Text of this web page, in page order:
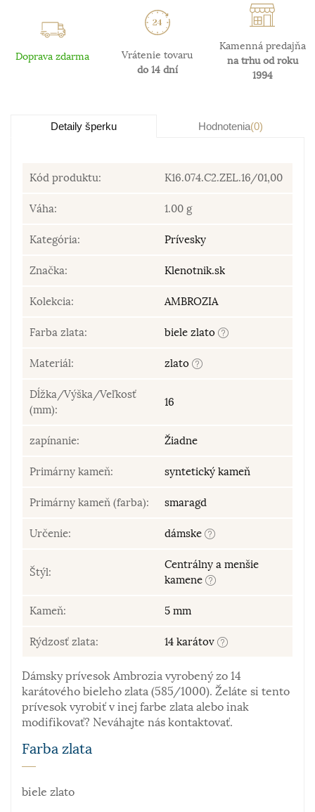
Doprava zdarma
Vrátenie tovaru
do 14 dní
Kamenná predajňa
na trhu od roku
1994
Detaily šperku Hodnotenia(0)
Kód produktu: K16.074.C2.ZEL.16/01,00
Váha: 1.00 g
Kategória: Prívesky
Značka: Klenotnik.sk
Kolekcia: AMBROZIA
Farba zlata: biele zlato
Materiál: zlato
Dĺžka/Výška/Veľkosť
(mm):
16
zapínanie: Žiadne
Primárny kameň: syntetický kameň
Primárny kameň (farba): smaragd
Určenie: dámske
Štýl:
Centrálny a menšie
kamene
Kameň: 5 mm
Rýdzosť zlata: 14 karátov
Dámsky prívesok Ambrozia vyrobený zo 14
karátového bieleho zlata (585/1000). Želáte si tento
prívesok vyrobiť v inej farbe zlata alebo inak
modifikovať? Neváhajte nás kontaktovať.
Farba zlata
biele zlato